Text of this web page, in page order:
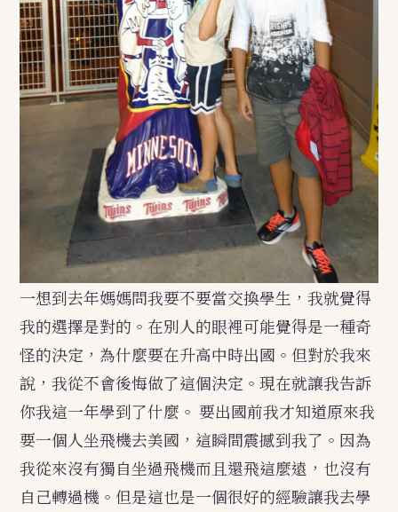
一想到去年媽媽問我要不要當交換學生，我就覺得
我的選擇是對的。在別人的眼裡可能覺得是一種奇
怪的決定，為什麼要在升高中時出國。但對於我來
說，我從不會後悔做了這個決定。現在就讓我告訴
你我這一年學到了什麼。 要出國前我才知道原來我
要一個人坐飛機去美國，這瞬間震撼到我了。因為
我從來沒有獨自坐過飛機而且還飛這麼遠，也沒有
自己轉過機。但是這也是一個很好的經驗讓我去學